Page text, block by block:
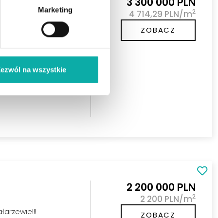
Marketing
na wszystkie
z naturą. Osada
potencjale
4 714,29 PLN/m2
ZOBACZ
2 200 000 PLN
2 200 PLN/m2
ZOBACZ